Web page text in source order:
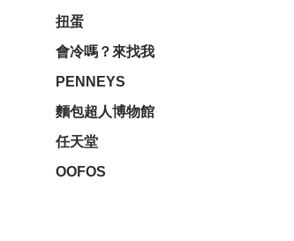
扭蛋
會冷嗎？來找我
PENNEYS
麵包超人博物館
任天堂
OOFOS